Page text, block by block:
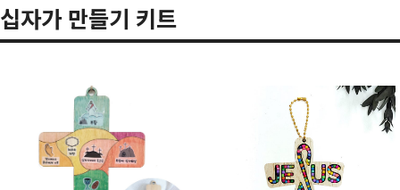
십자가 만들기 키트